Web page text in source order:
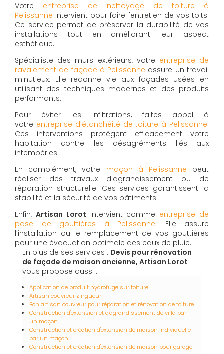
Votre entreprise de nettoyage de toiture à
Pelissanne intervient pour faire l'entretien de vos toits.
Ce service permet de préserver la durabilité de vos
installations tout en améliorant leur aspect
esthétique.
Spécialiste des murs extérieurs, votre entreprise de
ravalement de façade à Pelissanne assure un travail
minutieux. Elle redonne vie aux façades usées en
utilisant des techniques modernes et des produits
performants.
Pour éviter les infiltrations, faites appel à
votre entreprise d’étanchéité de toiture à Pelissanne.
Ces interventions protègent efficacement votre
habitation contre les désagréments liés aux
intempéries.
En complément, votre maçon à Pelissanne peut
réaliser des travaux d'agrandissement ou de
réparation structurelle. Ces services garantissent la
stabilité et la sécurité de vos bâtiments.
Enfin, Artisan Lorot intervient comme entreprise de
pose de gouttières à Pelissanne. Elle assure
l’installation ou le remplacement de vos gouttières
pour une évacuation optimale des eaux de pluie.
En plus de ses services : Devis pour rénovation
de façade de maison ancienne, Artisan Lorot
vous propose aussi :
Application de produit hydrofuge sur toiture
Artisan couvreur zingueur
Bon artisan couvreur pour réparation et rénovation de toiture
Construction d'extension et d'agrandissement de villa par
un maçon
Construction et création d'extension de maison individuelle
par un maçon
Construction et création d'extension de maison pour garage